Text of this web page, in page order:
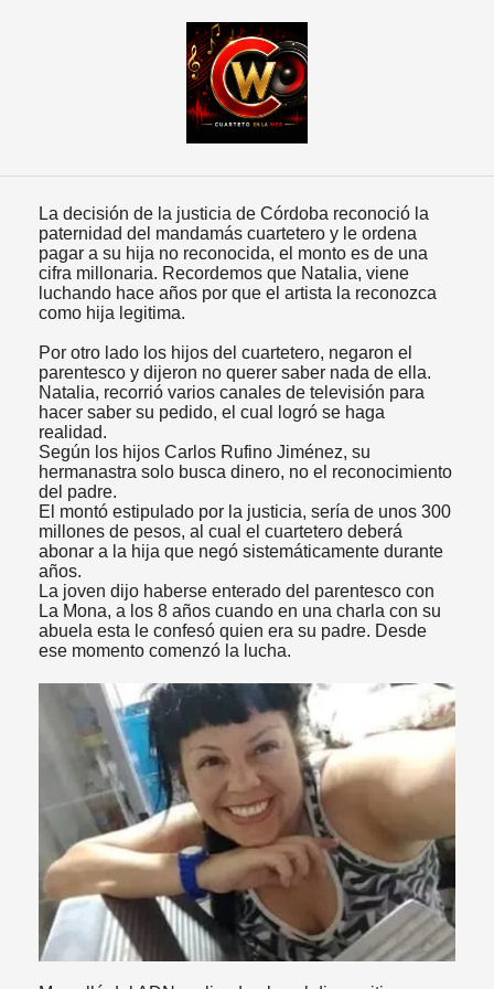
La decisión de la justicia de Córdoba reconoció la
paternidad del mandamás cuartetero y le ordena
pagar a su hija no reconocida, el monto es de una
cifra millonaria. Recordemos que Natalia, viene
luchando hace años por que el artista la reconozca
como hija legitima.
Por otro lado los hijos del cuartetero, negaron el
parentesco y dijeron no querer saber nada de ella.
Natalia, recorrió varios canales de televisión para
hacer saber su pedido, el cual logró se haga
realidad.
Según los hijos Carlos Rufino Jiménez, su
hermanastra solo busca dinero, no el reconocimiento
del padre.
El montó estipulado por la justicia, sería de unos 300
millones de pesos, al cual el cuartetero deberá
abonar a la hija que negó sistemáticamente durante
años.
La joven dijo haberse enterado del parentesco con
La Mona, a los 8 años cuando en una charla con su
abuela esta le confesó quien era su padre. Desde
ese momento comenzó la lucha.